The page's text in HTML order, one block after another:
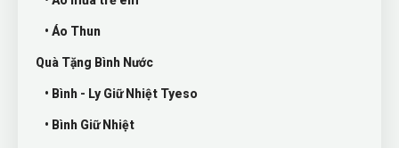
• Áo Thun
Quà Tặng Bình Nước
• Bình - Ly Giữ Nhiệt Tyeso
• Bình Giữ Nhiệt